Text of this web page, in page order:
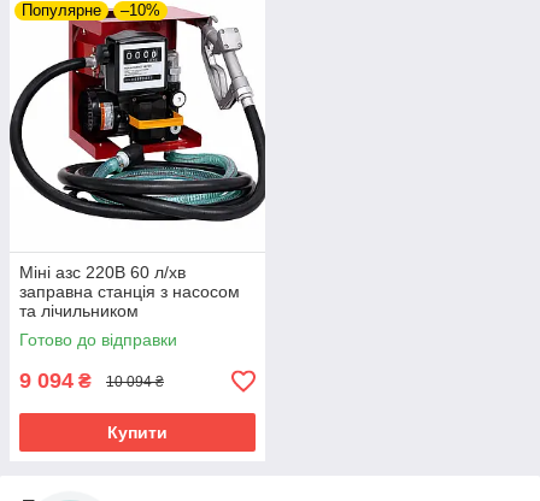
Популярне –10%
Міні азс 220В 60 л/хв
заправна станція з насосом
та лічильником
Готово до відправки
9 094 ₴ 10 094 ₴
Купити